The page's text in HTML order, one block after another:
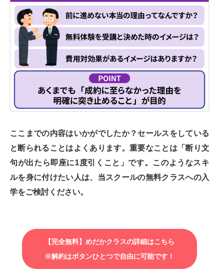
ここまでの内容はいかがでしたか？セールスをしている
と断られることはよくあります。重要なことは「断り文
句が出たら即座に1度引くこと」です。このようなスキ
ルを身に付けたい人は、当スクールの無料クラスへの入
学をご検討ください。
【完全無料】めだかクラスの詳細はこちら
※解約はボタンひとつで自由に可能です！